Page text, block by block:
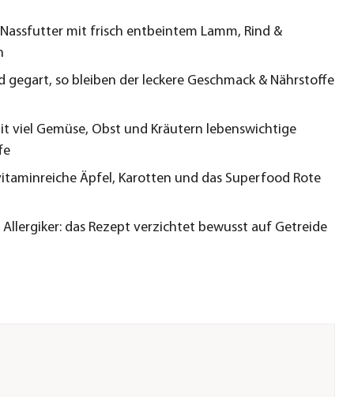
mit frisch entbeintem Lamm, Rind &
gegart, so bleiben der leckere Geschmack & Nährstoffe
viel Gemüse, Obst und Kräutern lebenswichtige
Äpfel, Karotten und das Superfood Rote
das Rezept verzichtet bewusst auf Getreide